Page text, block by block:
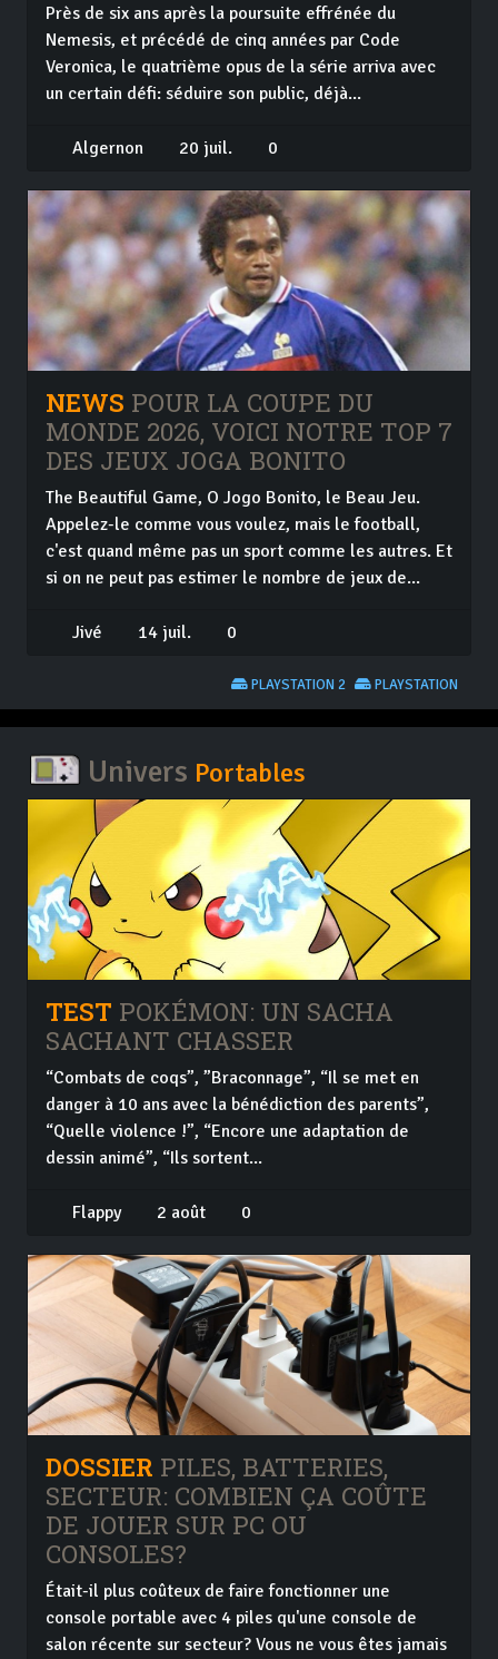
Près de six ans après la poursuite effrénée du
Nemesis, et précédé de cinq années par Code
Veronica, le quatrième opus de la série arriva avec
un certain défi: séduire son public, déjà...
Algernon 20 juil. 0
NEWS POUR LA COUPE DU
MONDE 2026, VOICI NOTRE TOP 7
DES JEUX JOGA BONITO
The Beautiful Game, O Jogo Bonito, le Beau Jeu.
Appelez-le comme vous voulez, mais le football,
c'est quand même pas un sport comme les autres. Et
si on ne peut pas estimer le nombre de jeux de...
Jivé 14 juil. 0
PLAYSTATION
PLAYSTATION 2
Univers Portables
TEST POKÉMON: UN SACHA
SACHANT CHASSER
“Combats de coqs”, ”Braconnage”, “Il se met en
danger à 10 ans avec la bénédiction des parents”,
“Quelle violence !”, “Encore une adaptation de
dessin animé”, “Ils sortent...
Flappy 2 août 0
DOSSIER PILES, BATTERIES,
SECTEUR: COMBIEN ÇA COÛTE
DE JOUER SUR PC OU
CONSOLES?
Était-il plus coûteux de faire fonctionner une
console portable avec 4 piles qu'une console de
salon récente sur secteur? Vous ne vous êtes jamais